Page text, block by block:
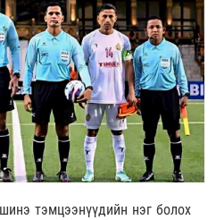
тэмцээнүүдийн нэг болох